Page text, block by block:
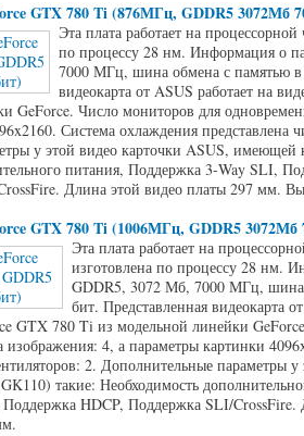
GTX 780 Ti (876МГц, GDDR5 3072Мб
Эта плата работает на
по процессу 28 нм. Информация о
7000 МГц, шина обмена с памятью в
видеокарта от ASUS работает на
GeForce. Число мониторов для
Система охлаждения представлена
у этой видео карточки ASUS, имеющей
питания, Поддержка 3-Way SLI,
Длина этой видео платы 297 мм.
GTX 780 Ti (1006МГц, GDDR5
Эта плата работает на
изготовлена по процессу 28 нм.
GDDR5, 3072 Мб, 7000 МГц, шина
бит. Представленная видеокарта
GTX 780 Ti из модельной линейки
изображения: 4, а параметры картинки
2. Дополнительные параметры
такие: Необходимость
HDCP, Поддержка SLI/CrossFire.